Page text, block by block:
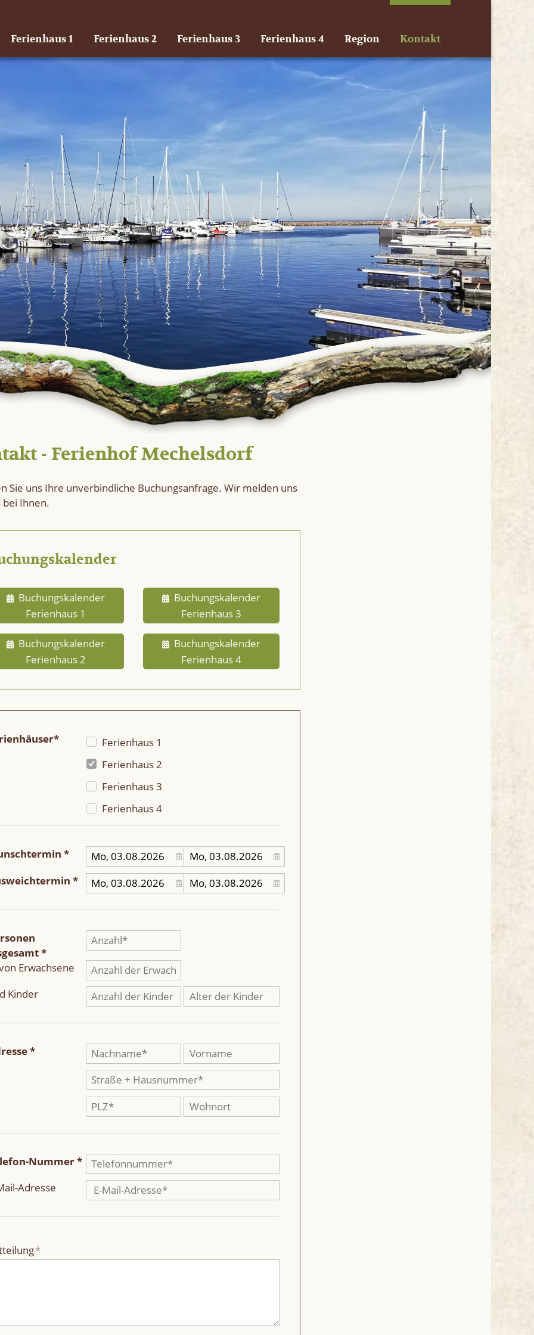
Ferienhaus 1 Ferienhaus 2 Ferienhaus 3 Ferienhaus 4 Region Kontakt
- Ferienhof Mechelsdorf
Sie uns Ihre unverbindliche Buchungsanfrage. Wir melden uns
bei Ihnen.
Buchungskalender
Ferienhaus 1
Buchungskalender
Ferienhaus 2
Buchungskalender
Ferienhaus 3
Buchungskalender
Ferienhaus 4
Ferienhaus 1
Ferienhaus 2
Ferienhaus 3
Ferienhaus 4
*
*
*
Erwachsene
Kinder
*
Nummer *
Adresse
*